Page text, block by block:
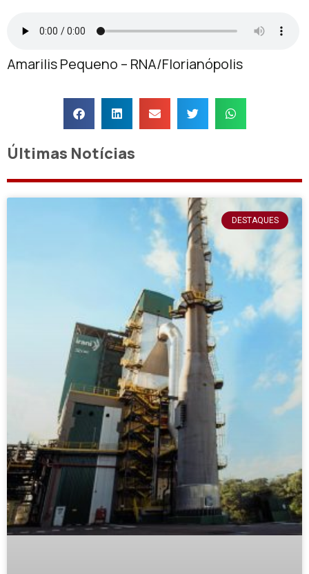
Amarilis Pequeno – RNA/Florianópolis
Últimas Notícias
DESTAQUES